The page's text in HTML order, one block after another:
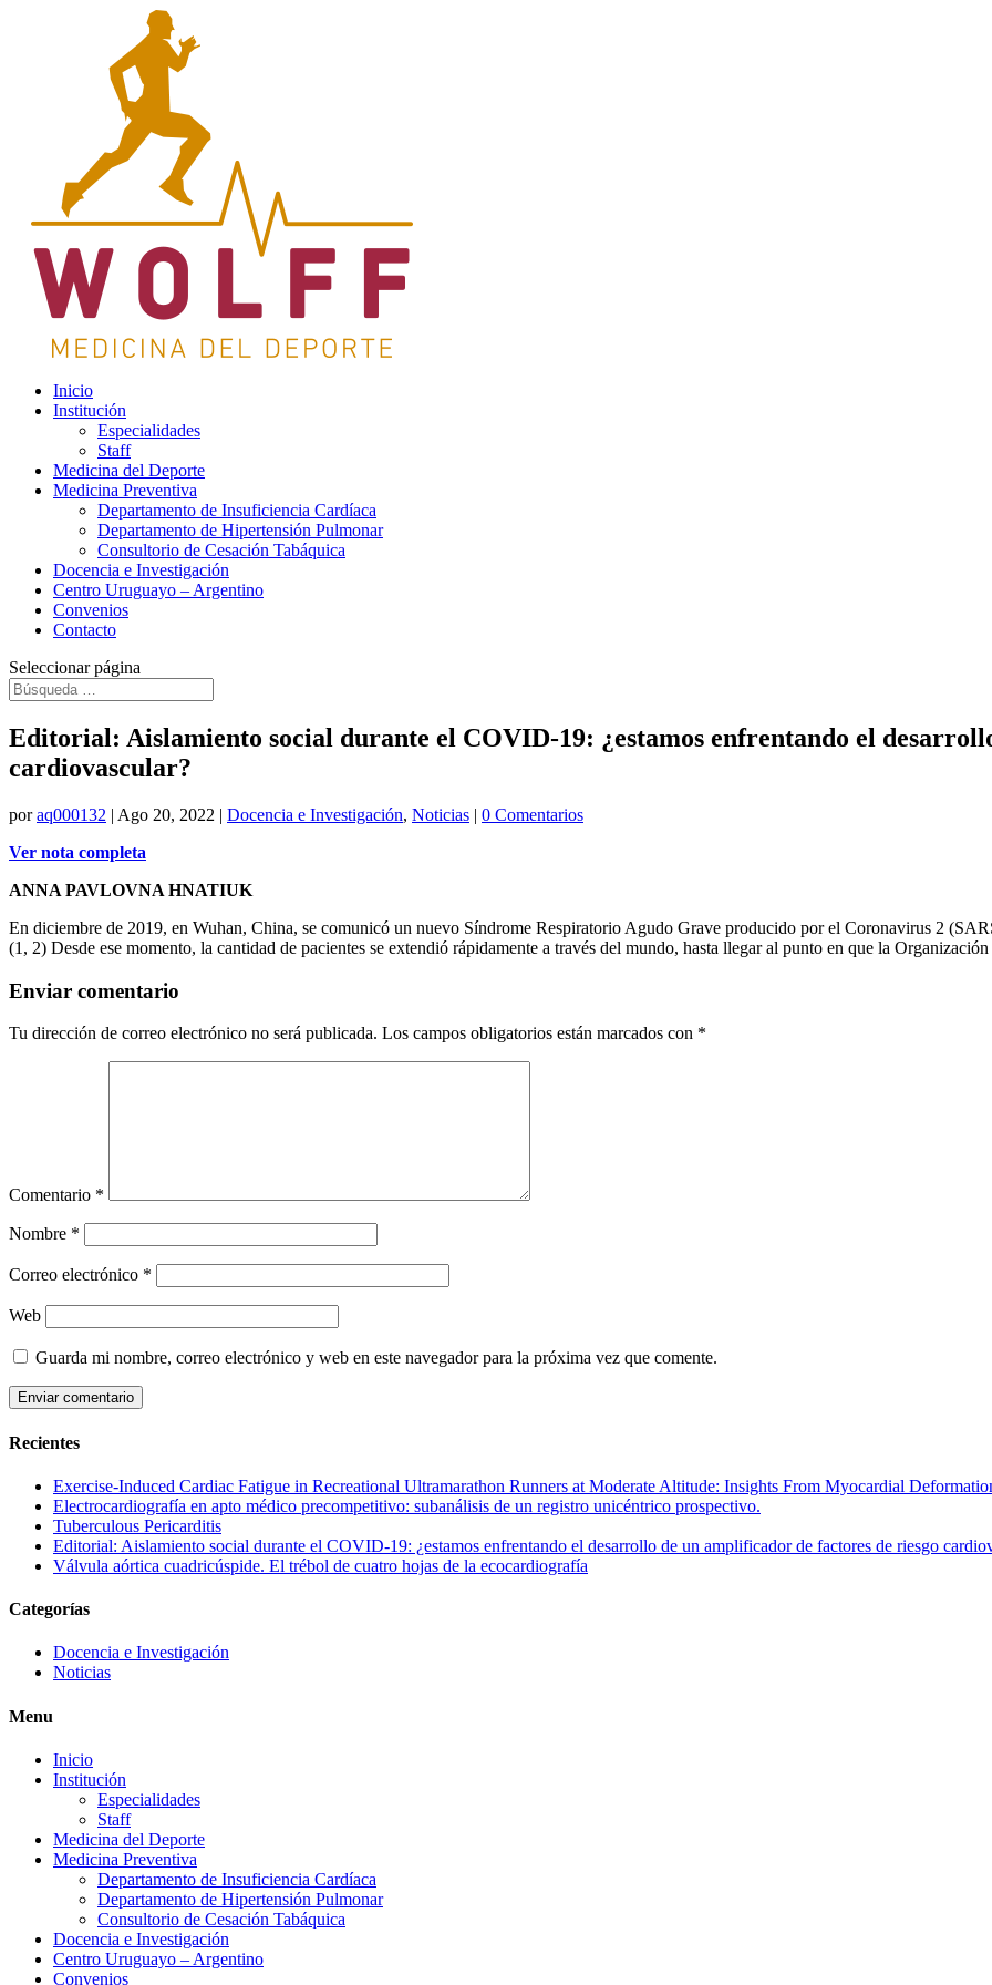
Inicio
Institución
Especialidades
Staff
Medicina del Deporte
Medicina Preventiva
Departamento de Insuficiencia Cardíaca
Departamento de Hipertensión Pulmonar
Consultorio de Cesación Tabáquica
Docencia e Investigación
Centro Uruguayo – Argentino
Convenios
Contacto
Seleccionar página
Editorial: Aislamiento social durante el COVID-19: ¿estamos enfrentando el
cardiovascular?
poraq000132 | Ago 20, 2022 | Docencia e Investigación, Noticias | 0 Comentarios
Ver nota completa
ANNA PAVLOVNA HNATIUK
En diciembre de 2019, en Wuhan, China, se comunicó un nuevo Síndrome Respiratorio Agudo Grave producido por el Coronavirus 2
(1, 2) Desde ese momento, la cantidad de pacientes se extendió rápidamente a través del mundo, hasta llegar al punto en que la
Enviar comentario
Tu dirección de correo electrónico no será publicada. Los campos obligatorios están marcados con *
Comentario *
Nombre *
Correo electrónico *
Web
Guarda mi nombre, correo electrónico y web en este navegador para la próxima vez que comente.
Recientes
Exercise-Induced Cardiac Fatigue in Recreational Ultramarathon Runners at Moderate Altitude: Insights From Myocardial
Electrocardiografía en apto médico precompetitivo: subanálisis de un registro unicéntrico prospectivo.
Tuberculous Pericarditis
Editorial: Aislamiento social durante el COVID-19: ¿estamos enfrentando el desarrollo de un amplificador de factores de riesgo
Válvula aórtica cuadricúspide. El trébol de cuatro hojas de la ecocardiografía
Categorías
Docencia e Investigación
Noticias
Menu
Inicio
Institución
Especialidades
Staff
Medicina del Deporte
Medicina Preventiva
Departamento de Insuficiencia Cardíaca
Departamento de Hipertensión Pulmonar
Consultorio de Cesación Tabáquica
Docencia e Investigación
Centro Uruguayo – Argentino
Convenios